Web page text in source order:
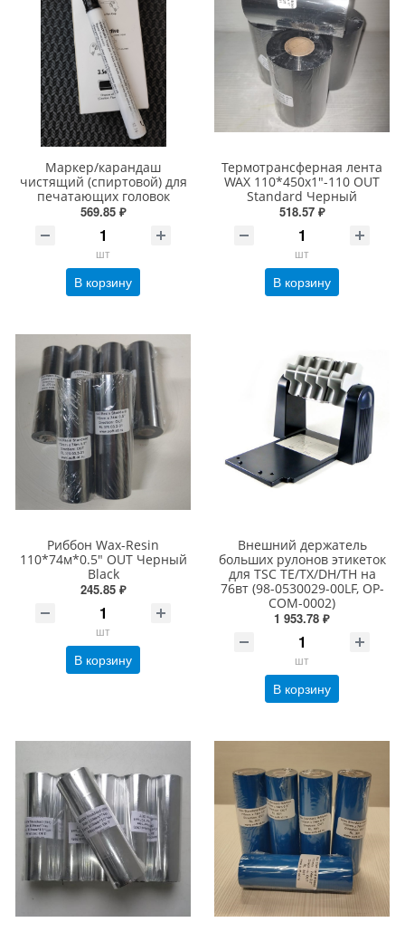
Маркер/карандаш
чистящий (спиртовой) для
печатающих головок
569.85 ₽
шт
В корзину
Термотрансферная лента
WAX 110*450х1"-110 OUT
Standard Черный
518.57 ₽
шт
В корзину
Риббон Wax-Resin
110*74м*0.5" OUT Черный
Black
245.85 ₽
шт
В корзину
Внешний держатель
больших рулонов этикеток
для TSC TE/TX/DH/TH на
76вт (98-0530029-00LF, OP-
COM-0002)
1 953.78 ₽
шт
В корзину